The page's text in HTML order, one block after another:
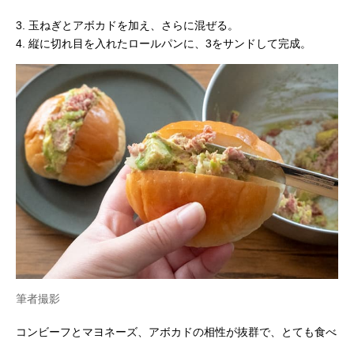
3. 玉ねぎとアボカドを加え、さらに混ぜる。
4. 縦に切れ目を入れたロールパンに、3をサンドして完成。
筆者撮影
コンビーフとマヨネーズ、アボカドの相性が抜群で、とても食べ